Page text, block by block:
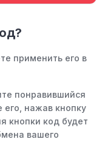
применить его в
понравившийся
его, нажав кнопку
кнопки код будет
вашего